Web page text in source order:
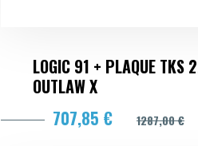
LOGIC 91 + PLAQUE TKS
OUTLAW X
707,85 €
1287,00 €